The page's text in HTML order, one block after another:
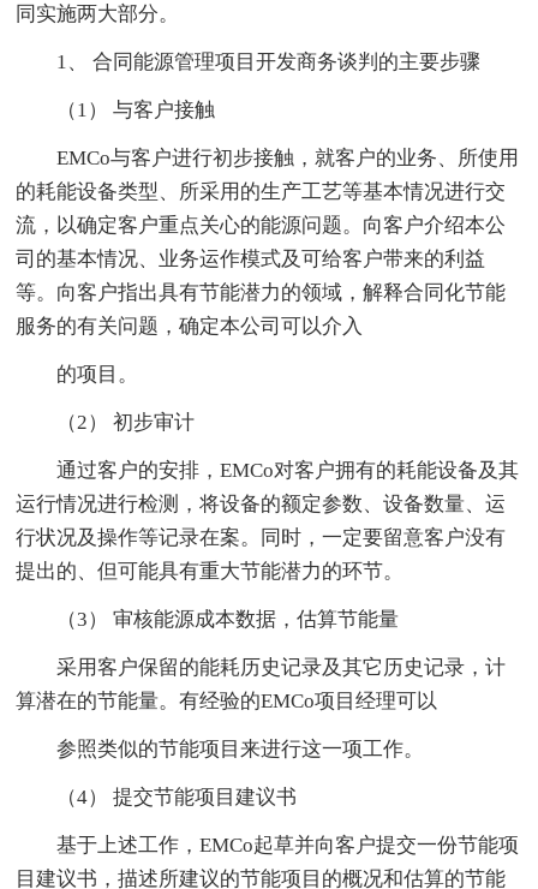
同实施两大部分。
1、 合同能源管理项目开发商务谈判的主要步骤
（1） 与客户接触
EMCo与客户进行初步接触，就客户的业务、所使用
的耗能设备类型、所采用的生产工艺等基本情况进行交
流，以确定客户重点关心的能源问题。向客户介绍本公
司的基本情况、业务运作模式及可给客户带来的利益
等。向客户指出具有节能潜力的领域，解释合同化节能
服务的有关问题，确定本公司可以介入
的项目。
（2） 初步审计
通过客户的安排，EMCo对客户拥有的耗能设备及其
运行情况进行检测，将设备的额定参数、设备数量、运
行状况及操作等记录在案。同时，一定要留意客户没有
提出的、但可能具有重大节能潜力的环节。
（3） 审核能源成本数据，估算节能量
采用客户保留的能耗历史记录及其它历史记录，计
算潜在的节能量。有经验的EMCo项目经理可以
参照类似的节能项目来进行这一项工作。
（4） 提交节能项目建议书
基于上述工作，EMCo起草并向客户提交一份节能项
目建议书，描述所建议的节能项目的概况和估算的节能